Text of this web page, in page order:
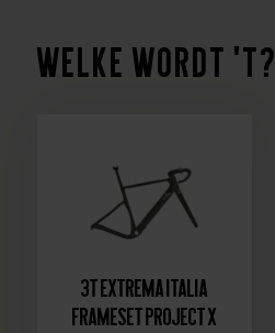
Welke wordt 't?
3T Extrema ITALIA
Frameset Project X